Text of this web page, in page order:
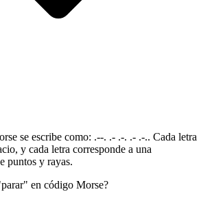
se escribe como: .--. .- .-. .- .-.. Cada letra
y cada letra corresponde a una
puntos y rayas.
en código Morse?